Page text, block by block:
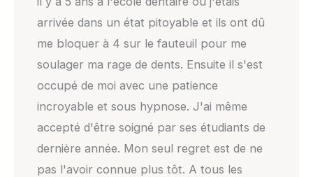
arrivée dans un état pitoyable et ils ont dû
me bloquer à 4 sur le fauteuil pour me
soulager ma rage de dents. Ensuite il s'est
occupé de moi avec une patience
incroyable et sous hypnose. J'ai même
accepté d'être soigné par ses étudiants de
dernière année. Mon seul regret est de ne
pas l'avoir connue plus tôt. A tous les